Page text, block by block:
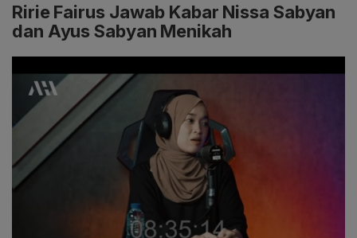
Ririe Fairus Jawab Kabar Nissa Sabyan
dan Ayus Sabyan Menikah